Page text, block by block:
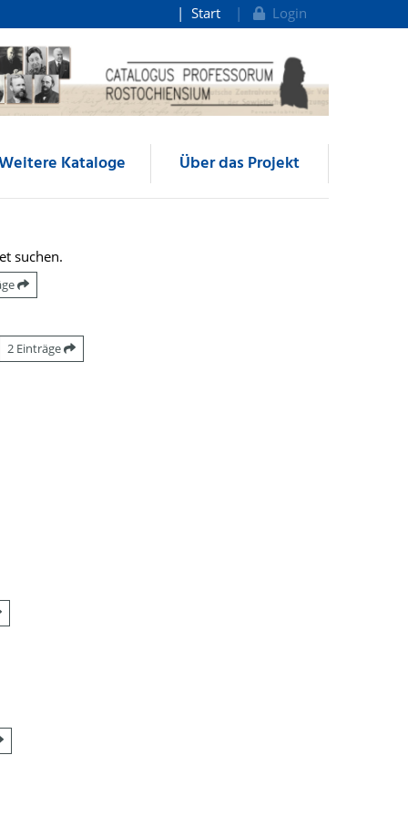
Start Login
Kataloge Über das Projekt
suchen.
2 Einträge